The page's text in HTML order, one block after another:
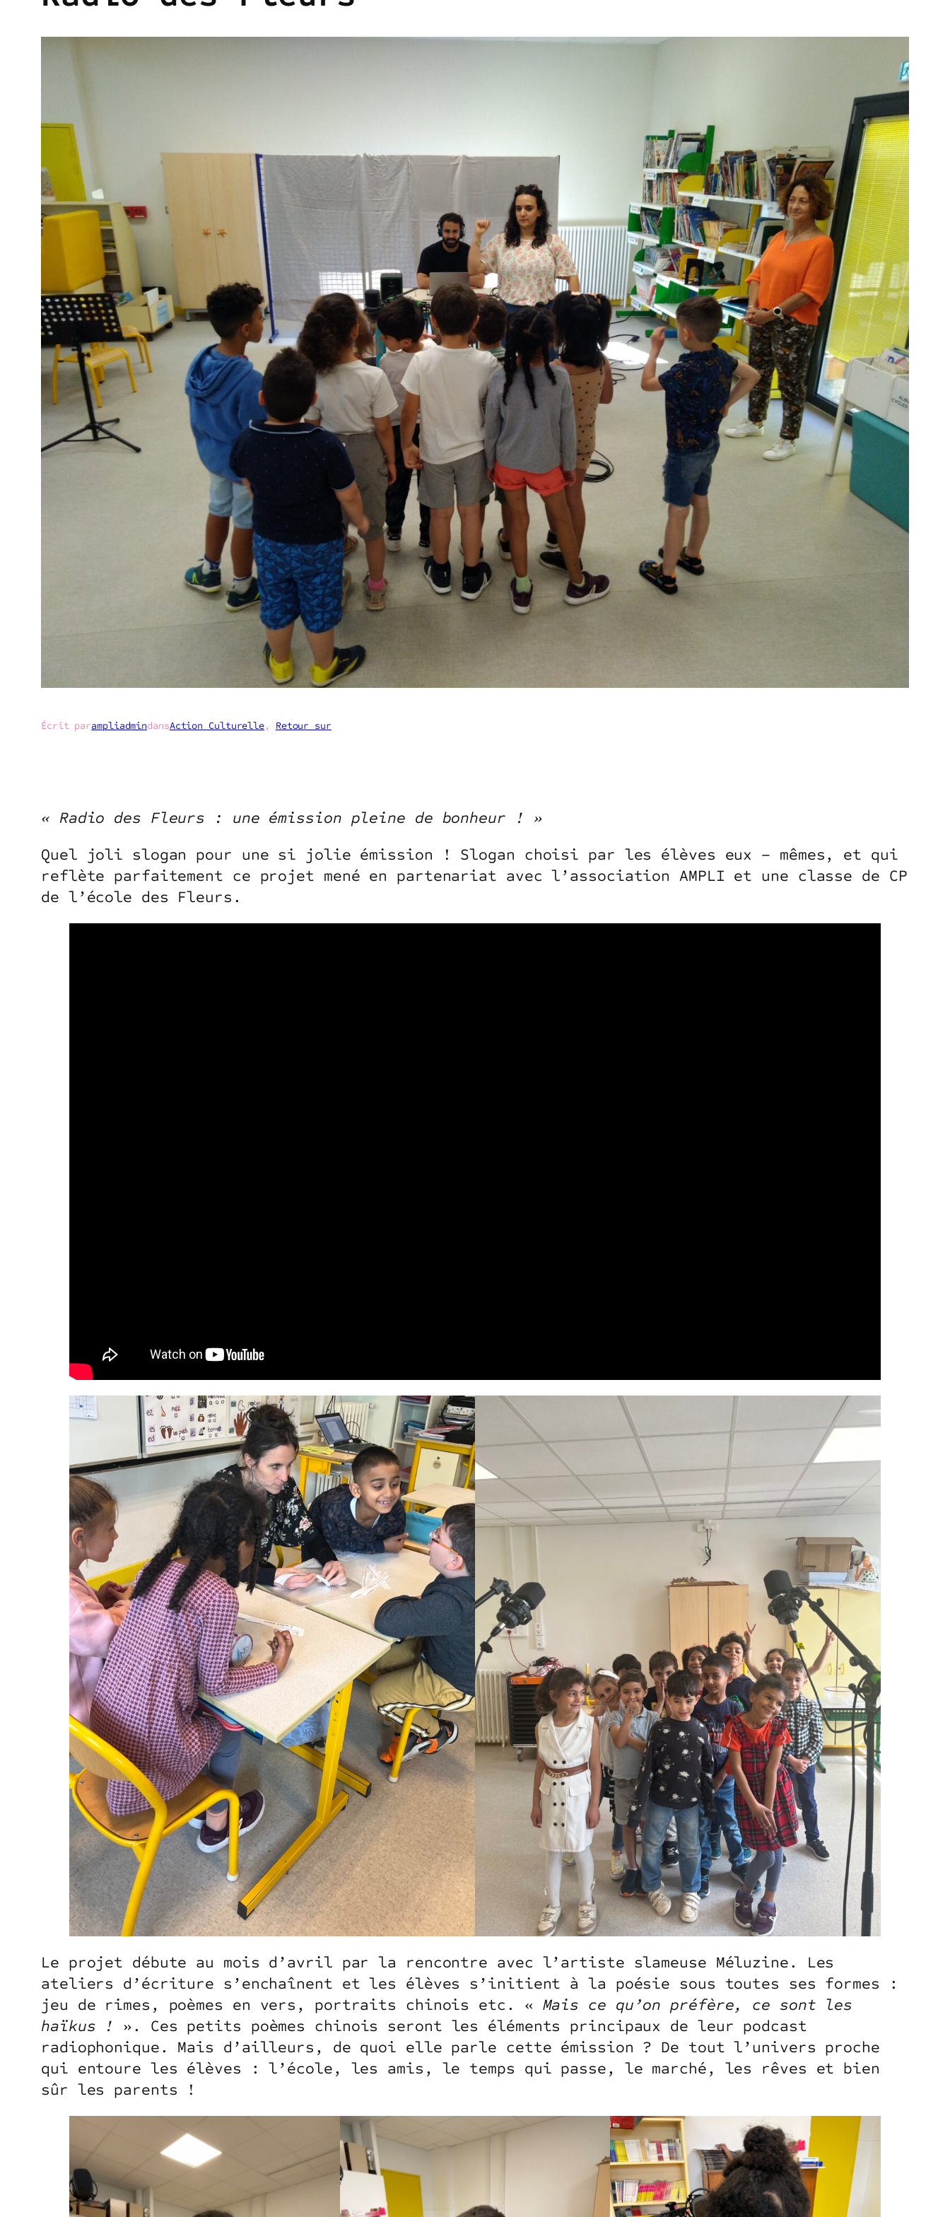
Écrit parampliadmindansAction Culturelle, Retour sur
« Radio des Fleurs : une émission pleine de bonheur ! »
Quel joli slogan pour une si jolie émission ! Slogan choisi par les élèves eux – mêmes, et qui
reflète parfaitement ce projet mené en partenariat avec l’association AMPLI et une classe de CP
de l’école des Fleurs.
Le projet débute au mois d’avril par la rencontre avec l’artiste slameuse Méluzine. Les
ateliers d’écriture s’enchaînent et les élèves s’initient à la poésie sous toutes ses formes :
jeu de rimes, poèmes en vers, portraits chinois etc. « Mais ce qu’on préfère, ce sont les
haïkus ! ». Ces petits poèmes chinois seront les éléments principaux de leur podcast
radiophonique. Mais d’ailleurs, de quoi elle parle cette émission ? De tout l’univers proche
qui entoure les élèves : l’école, les amis, le temps qui passe, le marché, les rêves et bien
sûr les parents !